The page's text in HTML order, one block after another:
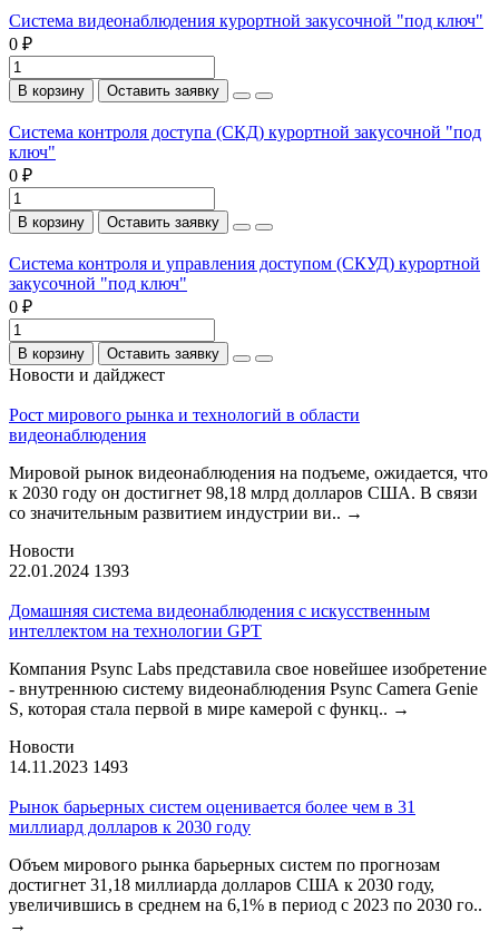
Система видеонаблюдения курортной закусочной "под ключ"
0 ₽
В корзину Оставить заявку
Система контроля доступа (СКД) курортной закусочной "под
ключ"
0 ₽
В корзину Оставить заявку
Система контроля и управления доступом (СКУД) курортной
закусочной "под ключ"
0 ₽
В корзину Оставить заявку
Новости и дайджест
Рост мирового рынка и технологий в области
видеонаблюдения
Мировой рынок видеонаблюдения на подъеме, ожидается, что
к 2030 году он достигнет 98,18 млрд долларов США. В связи
со значительным развитием индустрии ви.. →
Новости
22.01.2024 1393
Домашняя система видеонаблюдения с искусственным
интеллектом на технологии GPT
Компания Psync Labs представила свое новейшее изобретение
- внутреннюю систему видеонаблюдения Psync Camera Genie
S, которая стала первой в мире камерой с функц.. →
Новости
14.11.2023 1493
Рынок барьерных систем оценивается более чем в 31
миллиард долларов к 2030 году
Объем мирового рынка барьерных систем по прогнозам
достигнет 31,18 миллиарда долларов США к 2030 году,
увеличившись в среднем на 6,1% в период с 2023 по 2030 го..
→